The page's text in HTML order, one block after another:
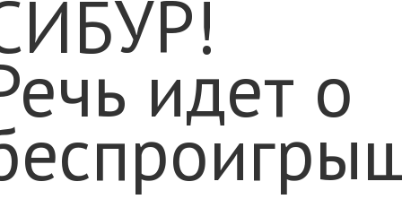
идет о